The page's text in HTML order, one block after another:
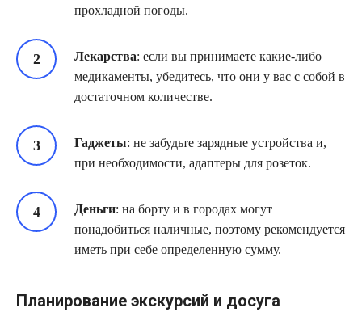
прохладной погоды.
Лекарства: если вы принимаете какие-либо
медикаменты, убедитесь, что они у вас с собой в
достаточном количестве.
Гаджеты: не забудьте зарядные устройства и,
при необходимости, адаптеры для розеток.
Деньги: на борту и в городах могут
понадобиться наличные, поэтому рекомендуется
иметь при себе определенную сумму.
Планирование экскурсий и досуга